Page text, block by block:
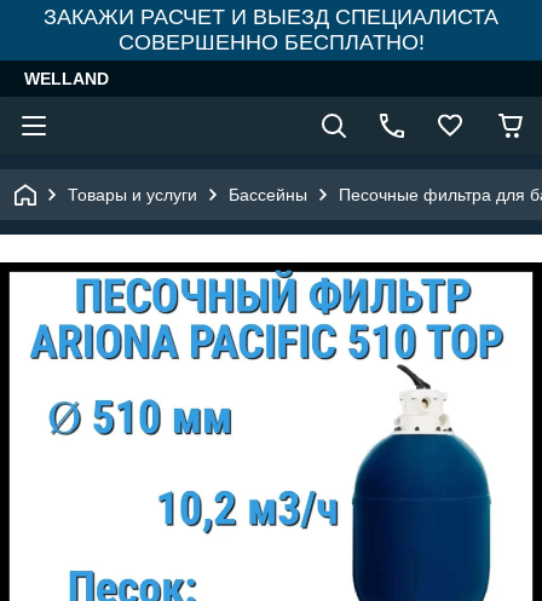
ЗАКАЖИ РАСЧЕТ И ВЫЕЗД СПЕЦИАЛИСТА
СОВЕРШЕННО БЕСПЛАТНО!
WELLAND
Товары и услуги Бассейны Песочные фильтра для